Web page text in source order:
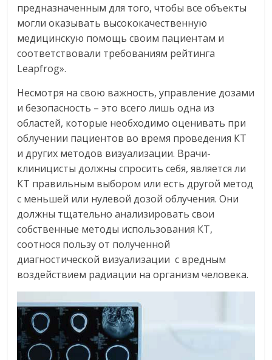
предназначенным для того, чтобы все объекты
могли оказывать высококачественную
медицинскую помощь своим пациентам и
соответствовали требованиям рейтинга
Leapfrog».
Несмотря на свою важность, управление дозами
и безопасность – это всего лишь одна из
областей, которые необходимо оценивать при
облучении пациентов во время проведения КТ
и других методов визуализации. Врачи-
клиницисты должны спросить себя, является ли
КТ правильным выбором или есть другой метод
с меньшей или нулевой дозой облучения. Они
должны тщательно анализировать свои
собственные методы использования КТ,
соотнося пользу от полученной
диагностической визуализации с вредным
воздействием радиации на организм человека.